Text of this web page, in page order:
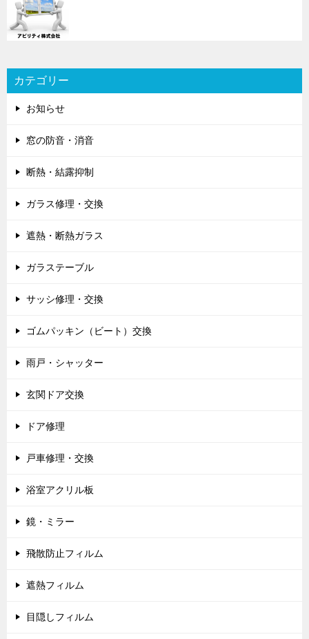
カテゴリー
お知らせ
窓の防音・消音
断熱・結露抑制
ガラス修理・交換
遮熱・断熱ガラス
ガラステーブル
サッシ修理・交換
ゴムパッキン（ビート）交換
雨戸・シャッター
玄関ドア交換
ドア修理
戸車修理・交換
浴室アクリル板
鏡・ミラー
飛散防止フィルム
遮熱フィルム
目隠しフィルム